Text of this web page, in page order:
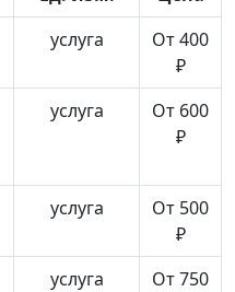
услуга
От 400
₽
услуга
От 600
₽
услуга
От 500
₽
услуга
От 750